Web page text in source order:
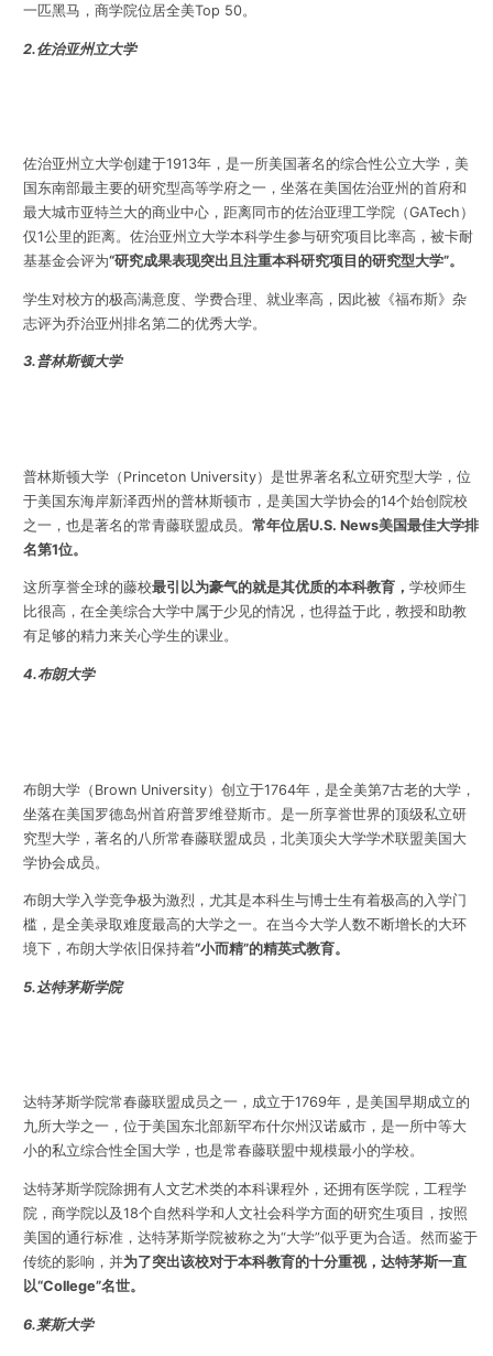
一匹黑马，商学院位居全美Top 50。
2.佐治亚州立大学
佐治亚州立大学创建于1913年，是一所美国著名的综合性公立大学，美
国东南部最主要的研究型高等学府之一，坐落在美国佐治亚州的首府和
最大城市亚特兰大的商业中心，距离同市的佐治亚理工学院（GATech）
仅1公里的距离。佐治亚州立大学本科学生参与研究项目比率高，被卡耐
基基金会评为“研究成果表现突出且注重本科研究项目的研究型大学”。
学生对校方的极高满意度、学费合理、就业率高，因此被《福布斯》杂
志评为乔治亚州排名第二的优秀大学。
3.普林斯顿大学
普林斯顿大学（Princeton University）是世界著名私立研究型大学，位
于美国东海岸新泽西州的普林斯顿市，是美国大学协会的14个始创院校
之一，也是著名的常青藤联盟成员。 常年位居U.S. News美国最佳大学排
名第1位。
这所享誉全球的藤校最引以为豪气的就是其优质的本科教育， 学校师生
比很高，在全美综合大学中属于少见的情况，也得益于此，教授和助教
有足够的精力来关心学生的课业。
4.布朗大学
布朗大学（Brown University）创立于1764年，是全美第7古老的大学，
坐落在美国罗德岛州首府普罗维登斯市。是一所享誉世界的顶级私立研
究型大学，著名的八所常春藤联盟成员，北美顶尖大学学术联盟美国大
学协会成员。
布朗大学入学竞争极为激烈，尤其是本科生与博士生有着极高的入学门
槛，是全美录取难度最高的大学之一。在当今大学人数不断增长的大环
境下，布朗大学依旧保持着“小而精”的精英式教育。
5.达特茅斯学院
达特茅斯学院常春藤联盟成员之一，成立于1769年，是美国早期成立的
九所大学之一，位于美国东北部新罕布什尔州汉诺威市，是一所中等大
小的私立综合性全国大学，也是常春藤联盟中规模最小的学校。
达特茅斯学院除拥有人文艺术类的本科课程外，还拥有医学院，工程学
院，商学院以及18个自然科学和人文社会科学方面的研究生项目，按照
美国的通行标准，达特茅斯学院被称之为“大学”似乎更为合适。然而鉴于
传统的影响，并为了突出该校对于本科教育的十分重视，达特茅斯一直
以“College”名世。
6.莱斯大学